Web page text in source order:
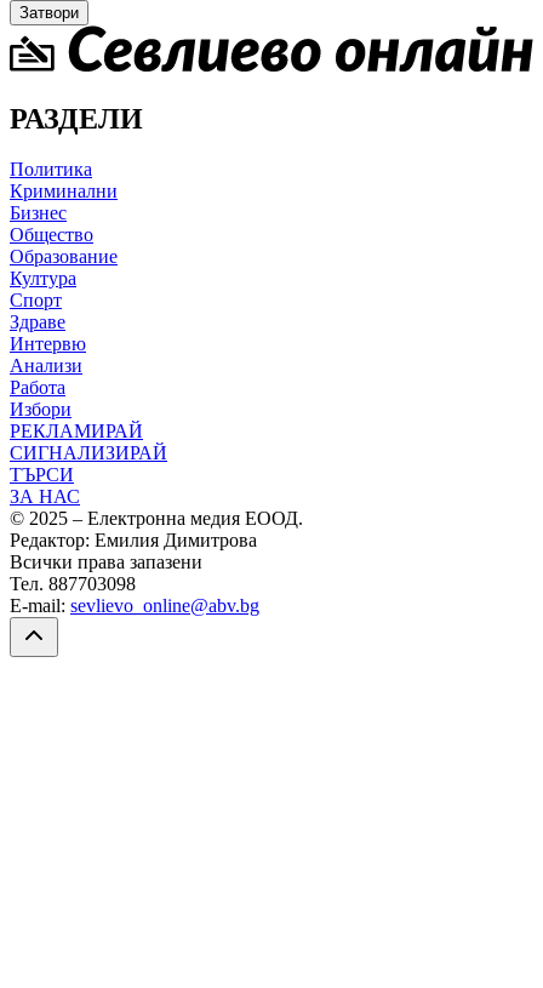
Затвори
РАЗДЕЛИ
Политика
Криминални
Бизнес
Общество
Образование
Култура
Спорт
Здраве
Интервю
Анализи
Работа
Избори
РЕКЛАМИРАЙ
СИГНАЛИЗИРАЙ
ТЪРСИ
ЗА НАС
© 2025 – Електронна медия ЕООД.
Редактор: Емилия Димитрова
Всички права запазени
Тел. 887703098
E-mail: sevlievo_online@abv.bg